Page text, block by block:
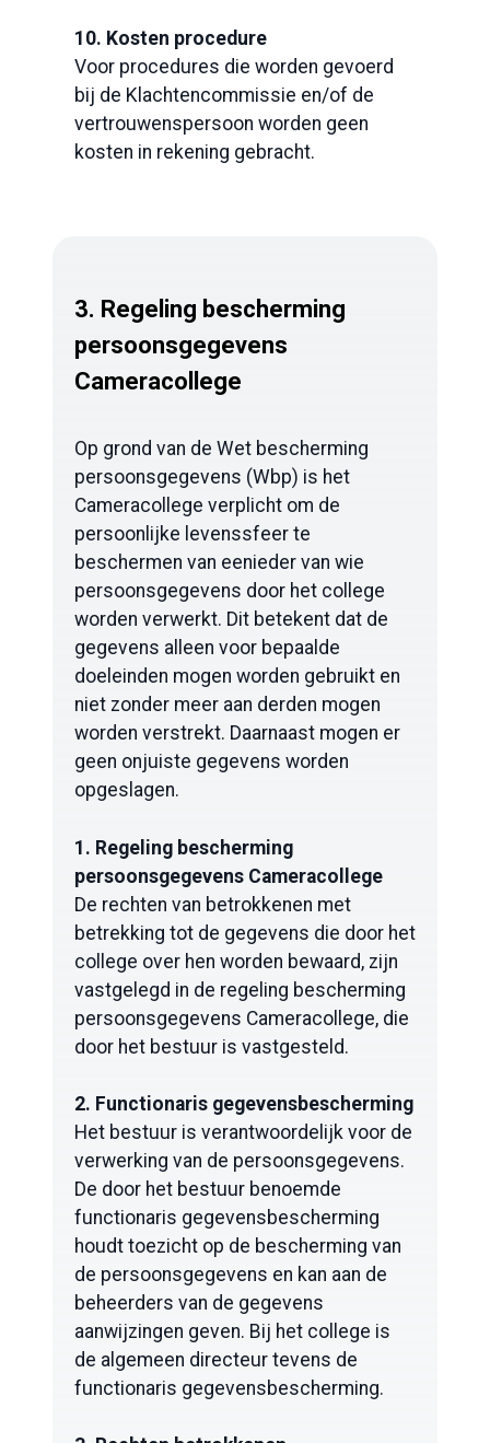
10. Kosten procedure
Voor procedures die worden gevoerd
bij de Klachtencommissie en/of de
vertrouwenspersoon worden geen
kosten in rekening gebracht.
3. Regeling bescherming
persoonsgegevens
Cameracollege
Op grond van de Wet bescherming
persoonsgegevens (Wbp) is het
Cameracollege verplicht om de
persoonlijke levenssfeer te
beschermen van eenieder van wie
persoonsgegevens door het college
worden verwerkt. Dit betekent dat de
gegevens alleen voor bepaalde
doeleinden mogen worden gebruikt en
niet zonder meer aan derden mogen
worden verstrekt. Daarnaast mogen er
geen onjuiste gegevens worden
opgeslagen.
1. Regeling bescherming
persoonsgegevens Cameracollege
De rechten van betrokkenen met
betrekking tot de gegevens die door het
college over hen worden bewaard, zijn
vastgelegd in de regeling bescherming
persoonsgegevens Cameracollege, die
door het bestuur is vastgesteld.
2. Functionaris gegevensbescherming
Het bestuur is verantwoordelijk voor de
verwerking van de persoonsgegevens.
De door het bestuur benoemde
functionaris gegevensbescherming
houdt toezicht op de bescherming van
de persoonsgegevens en kan aan de
beheerders van de gegevens
aanwijzingen geven. Bij het college is
de algemeen directeur tevens de
functionaris gegevensbescherming.